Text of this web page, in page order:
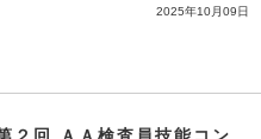
2025年10月09日